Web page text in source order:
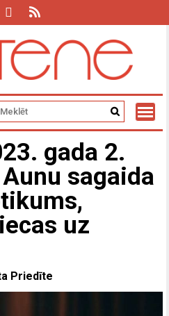
gada 2.
sagaida
uz
Priedīte